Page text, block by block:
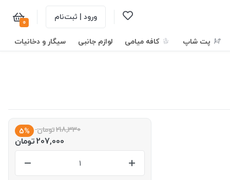
ورود | ثبت‌نام 0
پت شاپ کافه میامی لوازم جانبی سیگار و دخانیات
218,330تومان 5%
207,000تومان